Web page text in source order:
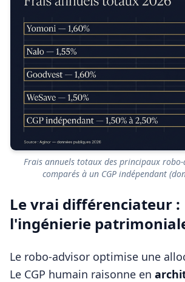
Frais annuels totaux des principaux
comparés à un CGP indépendant
Le vrai différenciateur :
l'ingénierie
Le robo-advisor optimise une
Le CGP humain raisonne en